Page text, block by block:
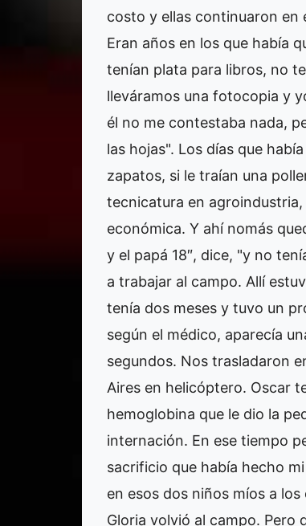
costo y ellas continuaron en
Eran años en los que había
tenían plata para libros, no
lleváramos una fotocopia y
él no me contestaba nada,
las hojas". Los días que
zapatos, si le traían una
tecnicatura en
económica. Y ahí nomás
y el papá 18″, dice, "y no
a trabajar al campo. Allí
tenía dos meses y tuvo un
según el médico, aparecía
segundos. Nos trasladaron
Aires en helicóptero. Oscar
hemoglobina que le dio la
internación. En ese tiempo
sacrificio que había hecho
en esos dos niños míos a
Gloria volvió al campo. Pero